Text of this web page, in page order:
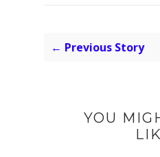
← Previous Story
YOU